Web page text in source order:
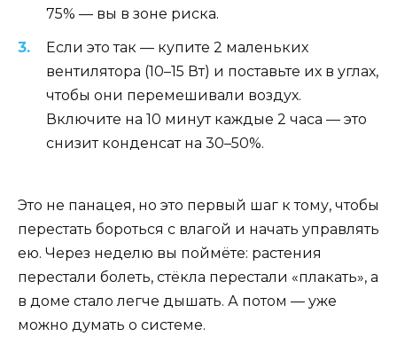
75% — вы в зоне риска.
Если это так — купите 2 маленьких
вентилятора (10–15 Вт) и поставьте их в углах,
чтобы они перемешивали воздух.
Включите на 10 минут каждые 2 часа — это
снизит конденсат на 30–50%.
Это не панацея, но это первый шаг к тому, чтобы
перестать бороться с влагой и начать управлять
ею. Через неделю вы поймёте: растения
перестали болеть, стёкла перестали «плакать», а
в доме стало легче дышать. А потом — уже
можно думать о системе.